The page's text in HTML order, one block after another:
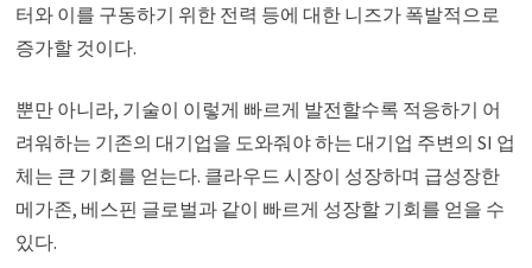
터와 이를 구동하기 위한 전력 등에 대한 니즈가 폭발적으로
증가할 것이다.
뿐만 아니라, 기술이 이렇게 빠르게 발전할수록 적응하기 어
려워하는 기존의 대기업을 도와줘야 하는 대기업 주변의 SI 업
체는 큰 기회를 얻는다. 클라우드 시장이 성장하며 급성장한
메가존, 베스핀 글로벌과 같이 빠르게 성장할 기회를 얻을 수
있다.